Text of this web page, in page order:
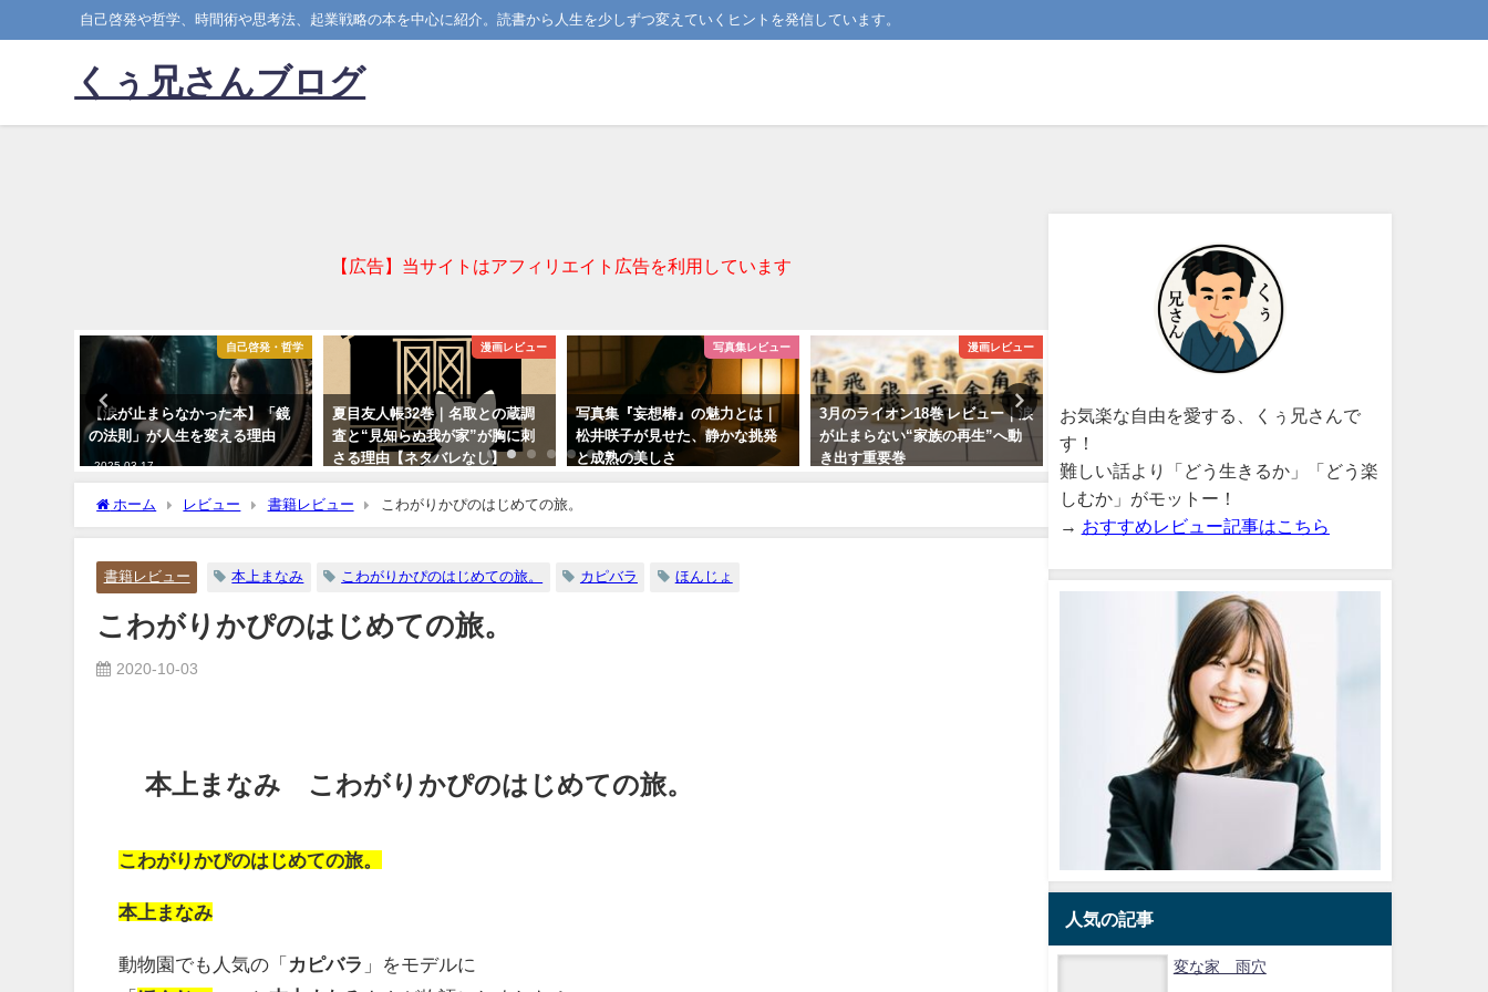
自己啓発や哲学、時間術や思考法、起業戦略の本を中心に紹介。読書から人生を少しずつ変えていくヒントを発信しています。
くぅ兄さんブログ
【広告】当サイトはアフィリエイト広告を利用しています
自己啓発・哲学
【涙が止まらなかった本】「鏡
の法則」が人生を変える理由
2025-03-17
漫画レビュー
夏目友人帳32巻｜名取との蔵調
査と“見知らぬ我が家”が胸に刺
さる理由【ネタバレなし】
写真集レビュー
写真集『妄想椿』の魅力とは｜
松井咲子が見せた、静かな挑発
と成熟の美しさ
漫画レビュー
3月のライオン18巻 レビュー｜涙
が止まらない“家族の再生”へ動
き出す重要巻
自己啓発・哲学
“成功の定義”を持てば、人生は
迷わなくなる 最低でも手取り
月収35万円を死守する！という
決意が教えてくれたこと
2025-10-08
Oura Ringレビュー｜睡眠
ホーム レビュー 書籍レビュー こわがりかぴのはじめての旅。
書籍レビュー 本上まなみ こわがりかぴのはじめての旅。 カピバラ ほんじょ
こわがりかぴのはじめての旅。
2020-10-03
本上まなみ こわがりかぴのはじめての旅。
こわがりかぴのはじめての旅。
本上まなみ
動物園でも人気の「 カピバラ 」をモデルに
お気楽な自由を愛する、くぅ兄さんで
す！
難しい話より「どう生きるか」「どう楽
しむか」がモットー！
→ おすすめレビュー記事はこちら
人気の記事
変な家 雨穴